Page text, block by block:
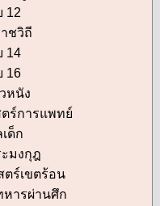
12
ชวิถี
14
16
หนัง
ร์การแพทย์
ด็ก
มงกุฎ
ตร์เขตร้อน
หารผ่านศึก